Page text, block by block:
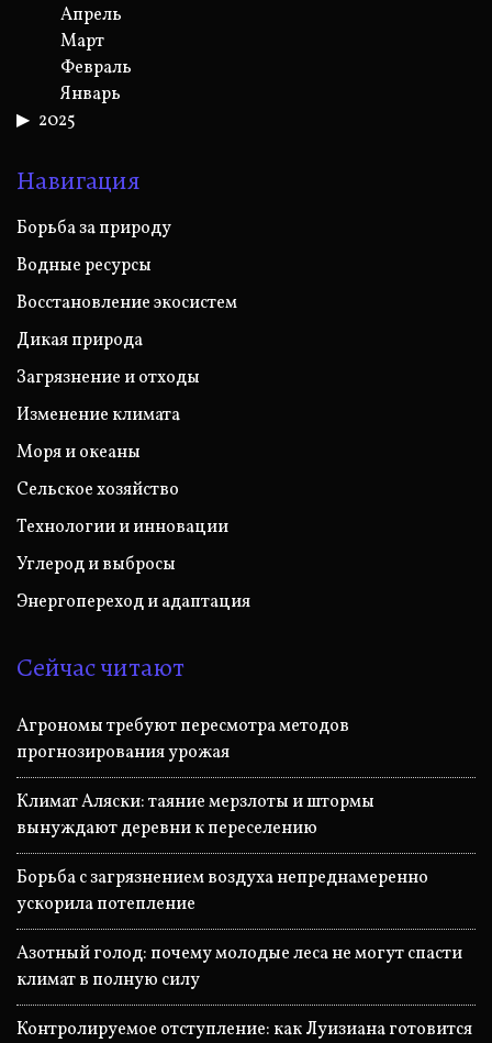
Апрель
Март
Февраль
Январь
2025
Навигация
Борьба за природу
Водные ресурсы
Восстановление экосистем
Дикая природа
Загрязнение и отходы
Изменение климата
Моря и океаны
Сельское хозяйство
Технологии и инновации
Углерод и выбросы
Энергопереход и адаптация
Сейчас читают
Агрономы требуют пересмотра методов
прогнозирования урожая
Климат Аляски: таяние мерзлоты и штормы
вынуждают деревни к переселению
Борьба с загрязнением воздуха непреднамеренно
ускорила потепление
Азотный голод: почему молодые леса не могут спасти
климат в полную силу
Контролируемое отступление: как Луизиана готовится